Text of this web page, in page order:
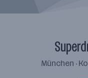
München ·